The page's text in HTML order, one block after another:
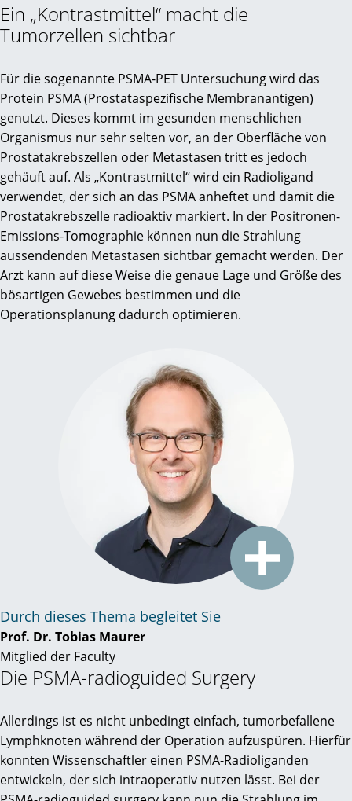
Ein „Kontrastmittel“ macht die
Tumorzellen sichtbar
Für die sogenannte PSMA-PET Untersuchung wird das
Protein PSMA (Prostataspezifische Membranantigen)
genutzt. Dieses kommt im gesunden menschlichen
Organismus nur sehr selten vor, an der Oberfläche von
Prostatakrebszellen oder Metastasen tritt es jedoch
gehäuft auf. Als „Kontrastmittel“ wird ein Radioligand
verwendet, der sich an das PSMA anheftet und damit die
Prostatakrebszelle radioaktiv markiert. In der Positronen-
Emissions-Tomographie können nun die Strahlung
aussendenden Metastasen sichtbar gemacht werden. Der
Arzt kann auf diese Weise die genaue Lage und Größe des
bösartigen Gewebes bestimmen und die
Operationsplanung dadurch optimieren.
Durch dieses Thema begleitet Sie
Prof. Dr. Tobias Maurer
Mitglied der Faculty
Die PSMA-radioguided Surgery
Allerdings ist es nicht unbedingt einfach, tumorbefallene
Lymphknoten während der Operation aufzuspüren. Hierfür
konnten Wissenschaftler einen PSMA-Radioliganden
entwickeln, der sich intraoperativ nutzen lässt. Bei der